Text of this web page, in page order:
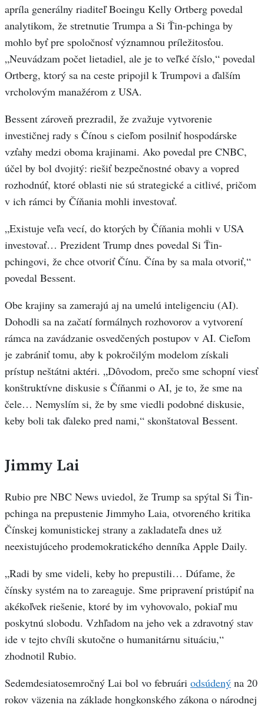
apríla generálny riaditeľ Boeingu Kelly Ortberg povedal
analytikom, že stretnutie Trumpa a Si Ťin-pchinga by
mohlo byť pre spoločnosť významnou príležitosťou.
„Neuvádzam počet lietadiel, ale je to veľké číslo,“ povedal
Ortberg, ktorý sa na ceste pripojil k Trumpovi a ďalším
vrcholovým manažérom z USA.
Bessent zároveň prezradil, že zvažuje vytvorenie
investičnej rady s Čínou s cieľom posilniť hospodárske
vzťahy medzi oboma krajinami. Ako povedal pre CNBC,
účel by bol dvojitý: riešiť bezpečnostné obavy a vopred
rozhodnúť, ktoré oblasti nie sú strategické a citlivé, pričom
v ich rámci by Číňania mohli investovať.
„Existuje veľa vecí, do ktorých by Číňania mohli v USA
investovať… Prezident Trump dnes povedal Si Ťin-
pchingovi, že chce otvoriť Čínu. Čína by sa mala otvoriť,“
povedal Bessent.
Obe krajiny sa zamerajú aj na umelú inteligenciu (AI).
Dohodli sa na začatí formálnych rozhovorov a vytvorení
rámca na zavádzanie osvedčených postupov v AI. Cieľom
je zabrániť tomu, aby k pokročilým modelom získali
prístup neštátni aktéri. „Dôvodom, prečo sme schopní viesť
konštruktívne diskusie s Číňanmi o AI, je to, že sme na
čele… Nemyslím si, že by sme viedli podobné diskusie,
keby boli tak ďaleko pred nami,“ skonštatoval Bessent.
Jimmy Lai
Rubio pre NBC News uviedol, že Trump sa spýtal Si Ťin-
pchinga na prepustenie Jimmyho Laia, otvoreného kritika
Čínskej komunistickej strany a zakladateľa dnes už
neexistujúceho prodemokratického denníka Apple Daily.
„Radi by sme videli, keby ho prepustili… Dúfame, že
čínsky systém na to zareaguje. Sme pripravení pristúpiť na
akékoľvek riešenie, ktoré by im vyhovovalo, pokiaľ mu
poskytnú slobodu. Vzhľadom na jeho vek a zdravotný stav
ide v tejto chvíli skutočne o humanitárnu situáciu,“
zhodnotil Rubio.
Sedemdesiatosemročný Lai bol vo februári odsúdený na 20
rokov väzenia na základe hongkonského zákona o národnej